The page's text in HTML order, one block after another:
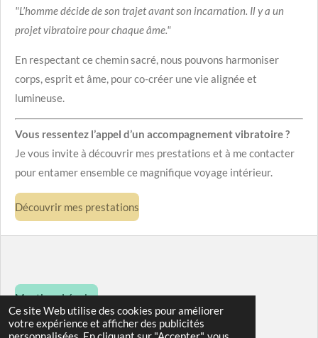
Ce site Web utilise des cookies pour améliorer
votre expérience et afficher des publicités
"L’homme décide de son trajet avant son incarnation. Il y a un
projet vibratoire pour chaque âme."
En respectant ce chemin sacré, nous pouvons harmoniser
corps, esprit et âme, pour co-créer une vie alignée et
lumineuse.
Vous ressentez l’appel d’un accompagnement vibratoire ?
Je vous invite à découvrir mes prestations et à me contacter
pour entamer ensemble ce magnifique voyage intérieur.
Découvrir mes prestations
Mentions Légales
© 2024 - 2026 les-sens-ciel